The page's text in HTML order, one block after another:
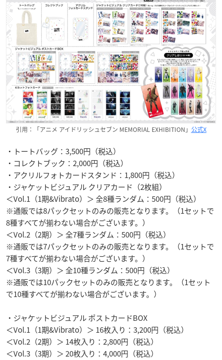
引用：「アニメ アイドリッシュセブン MEMORIAL EXHIBITION」 公式X
・トートバッグ：3,500円（税込）
・コレクトブック：2,000円（税込）
・アクリルフォトカードスタンド：1,800円（税込）
・ジャケットビジュアル クリアカード（2枚組）
＜Vol.1（1期&Vibrato）＞ 全8種ランダム：500円（税込）
※通販では8パックセットのみの販売となります。（1セットで
8種すべてが揃わない場合がございます。）
＜Vol.2（2期）＞ 全7種ランダム：500円（税込）
※通販では7パックセットのみの販売となります。（1セットで
7種すべてが揃わない場合がございます。）
＜Vol.3（3期）＞ 全10種ランダム：500円（税込）
※通販では10パックセットのみの販売となります。（1セット
で10種すべてが揃わない場合がございます。）
・ジャケットビジュアル ポストカードBOX
＜Vol.1（1期&Vibrato）＞ 16枚入り：3,200円（税込）
＜Vol.2（2期）＞ 14枚入り：2,800円（税込）
＜Vol.3（3期）＞ 20枚入り：4,000円（税込）